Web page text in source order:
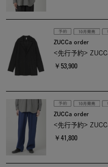
ZUCCa order
<先行予約>
￥53,900
ZUCCa order
<先行予約>
￥41,800